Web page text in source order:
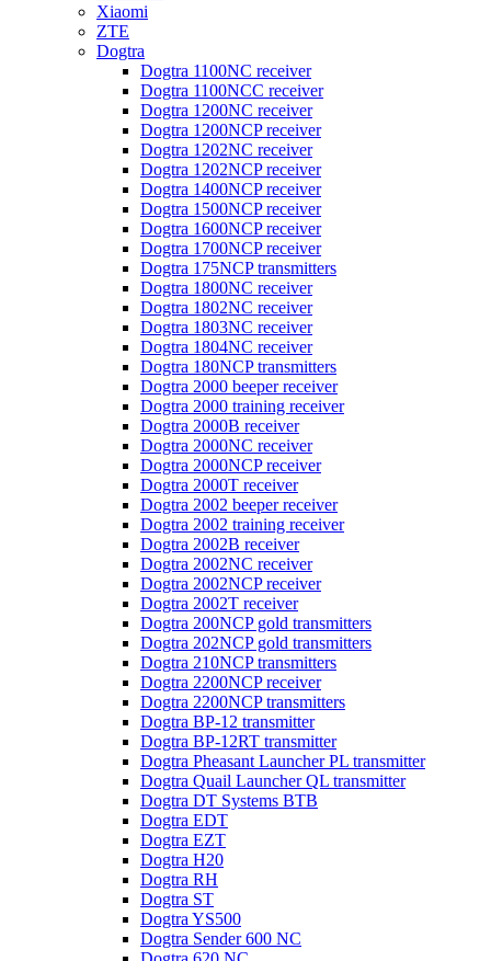
Xiaomi
ZTE
Dogtra
Dogtra 1100NC receiver
Dogtra 1100NCC receiver
Dogtra 1200NC receiver
Dogtra 1200NCP receiver
Dogtra 1202NC receiver
Dogtra 1202NCP receiver
Dogtra 1400NCP receiver
Dogtra 1500NCP receiver
Dogtra 1600NCP receiver
Dogtra 1700NCP receiver
Dogtra 175NCP transmitters
Dogtra 1800NC receiver
Dogtra 1802NC receiver
Dogtra 1803NC receiver
Dogtra 1804NC receiver
Dogtra 180NCP transmitters
Dogtra 2000 beeper receiver
Dogtra 2000 training receiver
Dogtra 2000B receiver
Dogtra 2000NC receiver
Dogtra 2000NCP receiver
Dogtra 2000T receiver
Dogtra 2002 beeper receiver
Dogtra 2002 training receiver
Dogtra 2002B receiver
Dogtra 2002NC receiver
Dogtra 2002NCP receiver
Dogtra 2002T receiver
Dogtra 200NCP gold transmitters
Dogtra 202NCP gold transmitters
Dogtra 210NCP transmitters
Dogtra 2200NCP receiver
Dogtra 2200NCP transmitters
Dogtra BP-12 transmitter
Dogtra BP-12RT transmitter
Dogtra Pheasant Launcher PL transmitter
Dogtra Quail Launcher QL transmitter
Dogtra DT Systems BTB
Dogtra EDT
Dogtra EZT
Dogtra H20
Dogtra RH
Dogtra ST
Dogtra YS500
Dogtra Sender 600 NC